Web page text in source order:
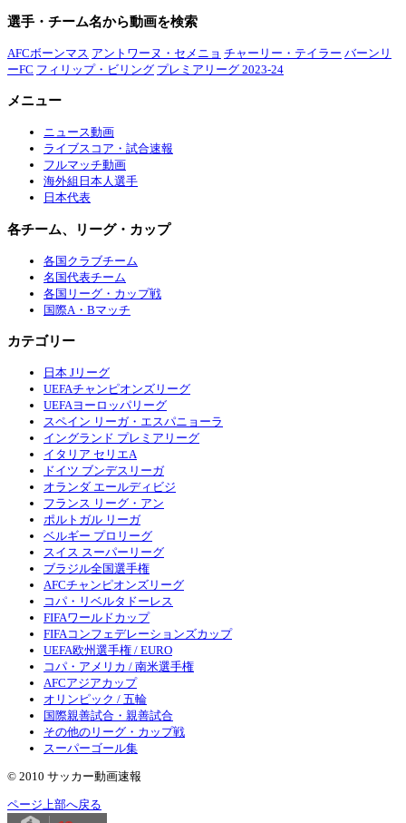
選手・チーム名から動画を検索
AFCボーンマス アントワーヌ・セメニョ チャーリー・テイラー バーンリ
ーFC フィリップ・ビリング プレミアリーグ 2023-24
メニュー
ニュース動画
ライブスコア・試合速報
フルマッチ動画
海外組日本人選手
日本代表
各チーム、リーグ・カップ
各国クラブチーム
名国代表チーム
各国リーグ・カップ戦
国際A・Bマッチ
カテゴリー
日本 Jリーグ
UEFAチャンピオンズリーグ
UEFAヨーロッパリーグ
スペイン リーガ・エスパニョーラ
イングランド プレミアリーグ
イタリア セリエA
ドイツ ブンデスリーガ
オランダ エールディビジ
フランス リーグ・アン
ポルトガル リーガ
ベルギー プロリーグ
スイス スーパーリーグ
ブラジル全国選手権
AFCチャンピオンズリーグ
コパ・リベルタドーレス
FIFAワールドカップ
FIFAコンフェデレーションズカップ
UEFA欧州選手権 / EURO
コパ・アメリカ / 南米選手権
AFCアジアカップ
オリンピック / 五輪
国際親善試合・親善試合
その他のリーグ・カップ戦
スーパーゴール集
© 2010 サッカー動画速報
ページ上部へ戻る